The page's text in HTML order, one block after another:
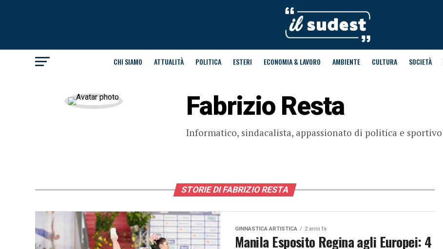
CHI SIAMO ATTUALITÀ POLITICA ESTERI ECONOMIA & LAVORO AMBIENTE CULTURA SOCIETÀ
Fabrizio Resta
Informatico, sindacalista, appassionato di politica e sportivo
STORIE DI FABRIZIO RESTA
GINNASTICA ARTISTICA 2 anni fa
Manila Esposito Regina agli Europei: 4